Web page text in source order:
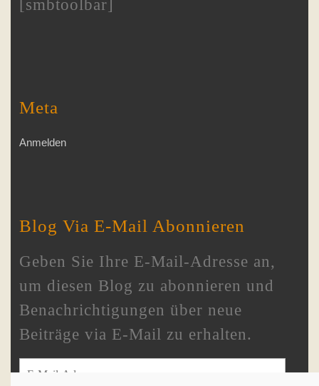
[smbtoolbar]
Meta
Anmelden
Blog Via E-Mail Abonnieren
Geben Sie Ihre E-Mail-Adresse an,
um diesen Blog zu abonnieren und
Benachrichtigungen über neue
Beiträge via E-Mail zu erhalten.
E-Mail-Adresse